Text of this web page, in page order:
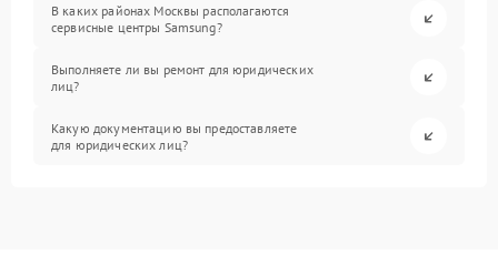
В каких районах Москвы располагаются
сервисные центры Samsung?
Выполняете ли вы ремонт для юридических
лиц?
Какую документацию вы предоставляете
для юридических лиц?